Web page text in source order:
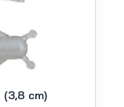
(3,8 cm)